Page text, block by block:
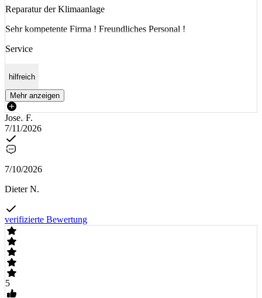
Reparatur der Klimaanlage
Sehr kompetente Firma ! Freundliches Personal !
Service
hilfreich
Mehr anzeigen
Josef F.
7/11/2026
7/10/2026
Dieter N.
verifizierte Bewertung
5